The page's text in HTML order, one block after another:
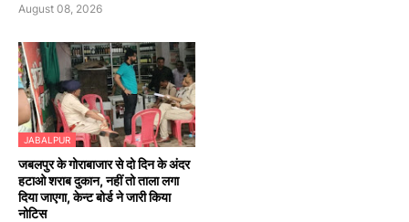
August 08, 2026
JABALPUR
जबलपुर के गोराबाजार से दो दिन के अंदर
हटाओ शराब दुकान, नहीं तो ताला लगा
दिया जाएगा, केन्ट बोर्ड ने जारी किया
नोटिस